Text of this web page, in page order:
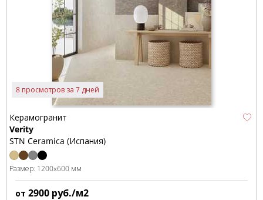
8 просмотров за 7 дней
Керамогранит
Verity
STN Ceramica (Испания)
Размер: 1200x600 мм
от 2900 руб./м2